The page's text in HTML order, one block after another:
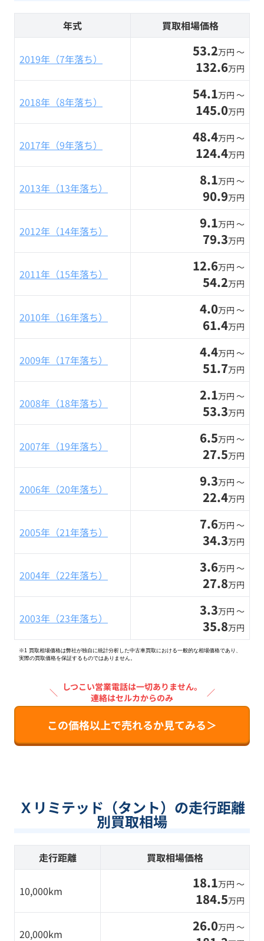
年式 買取相場価格
2019年（7年落ち） 53.2万円 〜
132.6万円
2018年（8年落ち） 54.1万円 〜
145.0万円
2017年（9年落ち） 48.4万円 〜
124.4万円
2013年（13年落ち） 8.1万円 〜
90.9万円
2012年（14年落ち） 9.1万円 〜
79.3万円
2011年（15年落ち） 12.6万円 〜
54.2万円
2010年（16年落ち） 4.0万円 〜
61.4万円
2009年（17年落ち） 4.4万円 〜
51.7万円
2008年（18年落ち） 2.1万円 〜
53.3万円
2007年（19年落ち） 6.5万円 〜
27.5万円
2006年（20年落ち） 9.3万円 〜
22.4万円
2005年（21年落ち） 7.6万円 〜
34.3万円
2004年（22年落ち） 3.6万円 〜
27.8万円
2003年（23年落ち） 3.3万円 〜
35.8万円
※1 買取相場価格は弊社が独自に統計分析した中古車買取における一般的な相場価格であり、
実際の買取価格を保証するものではありません。
＼ しつこい営業電話は一切ありません。
連絡はセルカからのみ
／
この価格以上で売れるか見てみる＞
Ｘリミテッド（タント）の走行距離
別買取相場
走行距離 買取相場価格
10,000km 18.1万円 〜
184.5万円
20,000km 26.0万円 〜